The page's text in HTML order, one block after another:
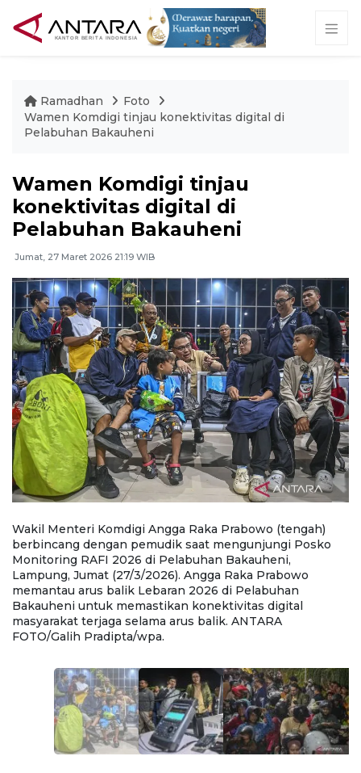
Ramadhan
Foto
Wamen Komdigi tinjau konektivitas digital di
Pelabuhan Bakauheni
Wamen Komdigi tinjau
konektivitas digital di
Pelabuhan Bakauheni
Jumat, 27 Maret 2026 21:19 WIB
Wakil Menteri Komdigi Angga Raka Prabowo (tengah)
berbincang dengan pemudik saat mengunjungi Posko
Monitoring RAFI 2026 di Pelabuhan Bakauheni,
Lampung, Jumat (27/3/2026). Angga Raka Prabowo
memantau arus balik Lebaran 2026 di Pelabuhan
Bakauheni untuk memastikan konektivitas digital
masyarakat terjaga selama arus balik. ANTARA
FOTO/Galih Pradipta/wpa.